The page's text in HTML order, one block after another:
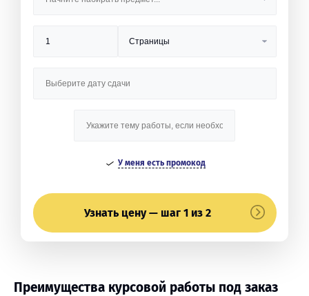
У меня есть промокод
Узнать цену — шаг 1 из 2
Преимущества курсовой работы под заказ